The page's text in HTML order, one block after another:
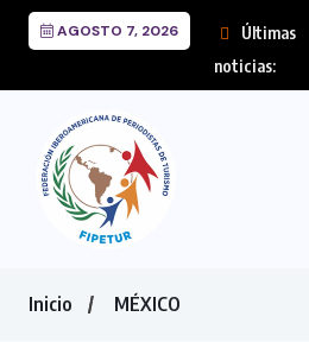
AGOSTO 7, 2026
Últimas
noticias:
Inicio MÉXICO